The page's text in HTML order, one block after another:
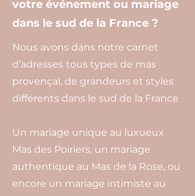
votre événement ou mariage
dans le sud de la France ?
Nous avons dans notre carnet
d’adresses tous types de mas
provençal, de grandeurs et styles
différents dans le sud de la France
Un mariage unique au luxueux
Mas des Poiriers, un mariage
authentique au Mas de la Rose, ou
encore un mariage intimiste au